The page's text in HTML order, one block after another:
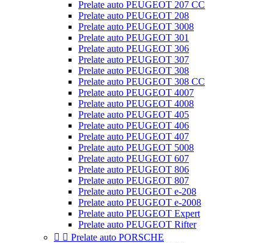
Prelate auto PEUGEOT 207 CC
Prelate auto PEUGEOT 208
Prelate auto PEUGEOT 3008
Prelate auto PEUGEOT 301
Prelate auto PEUGEOT 306
Prelate auto PEUGEOT 307
Prelate auto PEUGEOT 308
Prelate auto PEUGEOT 308 CC
Prelate auto PEUGEOT 4007
Prelate auto PEUGEOT 4008
Prelate auto PEUGEOT 405
Prelate auto PEUGEOT 406
Prelate auto PEUGEOT 407
Prelate auto PEUGEOT 5008
Prelate auto PEUGEOT 607
Prelate auto PEUGEOT 806
Prelate auto PEUGEOT 807
Prelate auto PEUGEOT e-208
Prelate auto PEUGEOT e-2008
Prelate auto PEUGEOT Expert
Prelate auto PEUGEOT Rifter
  Prelate auto PORSCHE